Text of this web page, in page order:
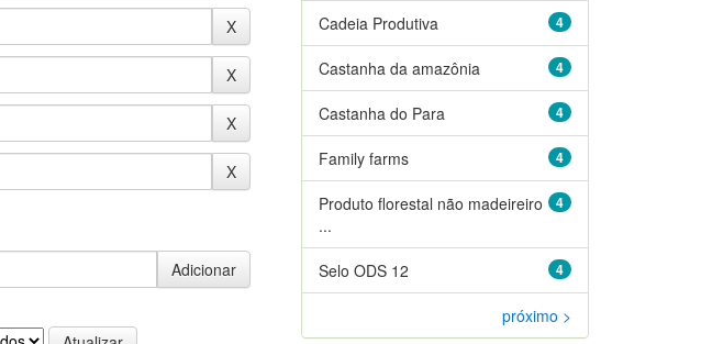
4
Cadeia Produtiva
4
Castanha da amazônia
4
Castanha do Para
4
Family farms
4
Produto florestal não madeireiro
...
4
Selo ODS 12
próximo >